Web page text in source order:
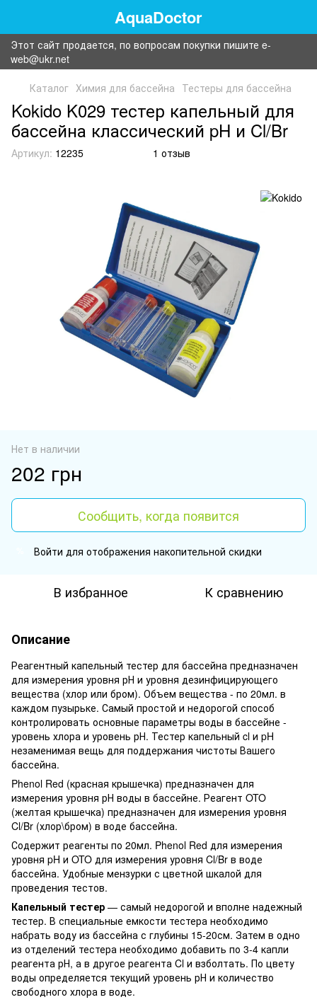
AquaDoctor
Этот сайт продается, по вопросам покупки пишите e-
web@ukr.net
Каталог Химия для бассейна Тестеры для бассейна
Kokido K029 тестер капельный для
бассейна классический pH и Cl/Br
Артикул: 12235 1 отзыв
Нет в наличии
202 грн
Сообщить, когда появится
Войти для отображения накопительной скидки
В избранное К сравнению
Описание
Реагентный капельный тестер для бассейна предназначен
для измерения уровня рН и уровня дезинфицирующего
вещества (хлор или бром). Объем вещества - по 20мл. в
каждом пузырьке. Самый простой и недорогой способ
контролировать основные параметры воды в бассейне -
уровень хлора и уровень рН. Тестер капельный cl и pH
незаменимая вещь для поддержания чистоты Вашего
бассейна.
Phenol Red (красная крышечка) предназначен для
измерения уровня рН воды в бассейне. Реагент OTO
(желтая крышечка) предназначен для измерения уровня
Cl/Br (хлор\бром) в воде бассейна.
Содержит реагенты по 20мл. Phenol Red для измерения
уровня pH и OTO для измерения уровня Cl/Br в воде
бассейна. Удобные мензурки с цветной шкалой для
проведения тестов.
Капельный тестер — самый недорогой и вполне надежный
тестер. В специальные емкости тестера необходимо
набрать воду из бассейна с глубины 15-20см. Затем в одно
из отделений тестера необходимо добавить по 3-4 капли
реагента рН, а в другое реагента Cl и взболтать. По цвету
воды определяется текущий уровень рН и количество
свободного хлора в воде.